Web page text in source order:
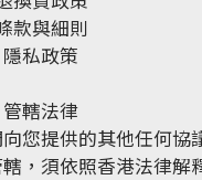
款與細則
隱私政策
管轄法律
您提供的其他任何協
，須依照香港法律解